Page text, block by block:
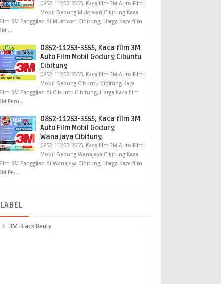
0852-11253-3555, Kaca film 3M Auto Film
Mobil Gedung Muktiwari Cibitung Kaca
Film 3M Panggilan di Muktiwari Cibitung, Harga Kaca film
...
0852-11253-3555, Kaca film 3M
Auto Film Mobil Gedung Cibuntu
Cibitung
0852-11253-3555, Kaca film 3M Auto Film
Mobil Gedung Cibuntu Cibitung Kaca
Film 3M Panggilan di Cibuntu Cibitung, Harga Kaca film
Peru...
0852-11253-3555, Kaca film 3M
Auto Film Mobil Gedung
Wanajaya Cibitung
0852-11253-3555, Kaca film 3M Auto Film
Mobil Gedung Wanajaya Cibitung Kaca
Film 3M Panggilan di Wanajaya Cibitung, Harga Kaca film
Pe...
LABEL
3M Black Beuty